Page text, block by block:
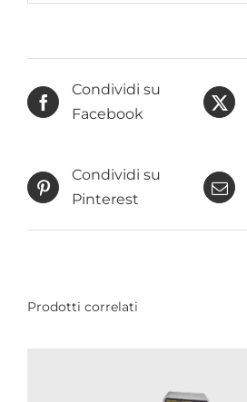
Condividi su
Facebook
Condividi su
Pinterest
Prodotti correlati